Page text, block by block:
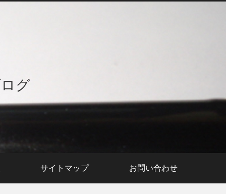
グ
サイトマップ お問い合わせ